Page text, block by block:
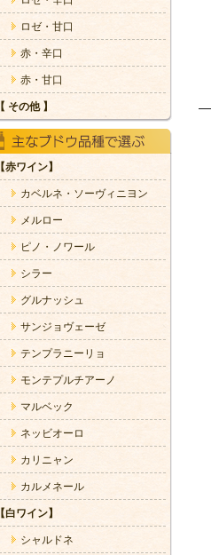
ロゼ・甘口
赤・辛口
赤・甘口
【 その他 】
【赤ワイン】
カベルネ・ソーヴィニヨン
メルロー
ピノ・ノワール
シラー
グルナッシュ
サンジョヴェーゼ
テンプラニーリョ
モンテプルチアーノ
マルベック
ネッビオーロ
カリニャン
カルメネール
【白ワイン】
シャルドネ